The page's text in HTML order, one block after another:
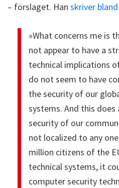
– förslaget. Han skriver
»What concerns me is
not appear to have a
technical implications
do not seem to have
the security of our
systems. And this does
security of our
not localized to any
million citizens of the
technical systems, it
computer security